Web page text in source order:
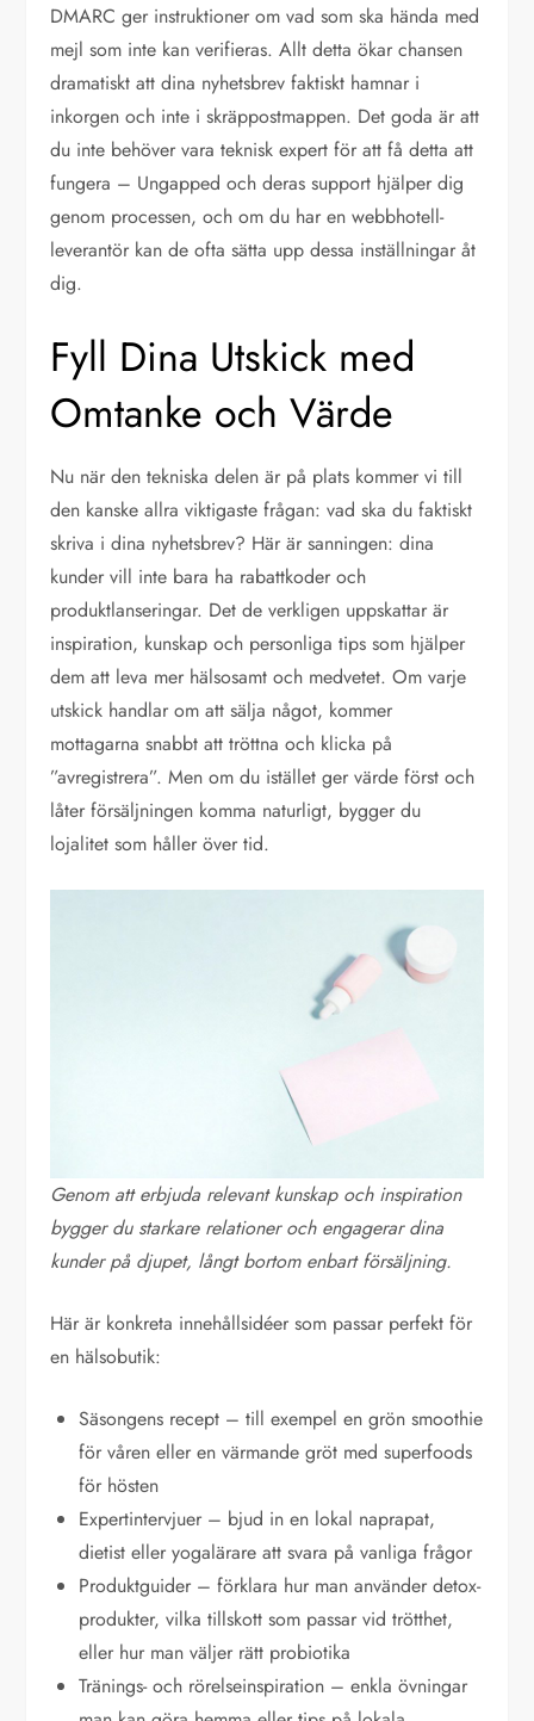
DMARC ger instruktioner om vad som ska hända med
mejl som inte kan verifieras. Allt detta ökar chansen
dramatiskt att dina nyhetsbrev faktiskt hamnar i
inkorgen och inte i skräppostmappen. Det goda är att
du inte behöver vara teknisk expert för att få detta att
fungera – Ungapped och deras support hjälper dig
genom processen, och om du har en webbhotell-
leverantör kan de ofta sätta upp dessa inställningar åt
dig.
Fyll Dina Utskick med
Omtanke och Värde
Nu när den tekniska delen är på plats kommer vi till
den kanske allra viktigaste frågan: vad ska du faktiskt
skriva i dina nyhetsbrev? Här är sanningen: dina
kunder vill inte bara ha rabattkoder och
produktlanseringar. Det de verkligen uppskattar är
inspiration, kunskap och personliga tips som hjälper
dem att leva mer hälsosamt och medvetet. Om varje
utskick handlar om att sälja något, kommer
mottagarna snabbt att tröttna och klicka på
”avregistrera”. Men om du istället ger värde först och
låter försäljningen komma naturligt, bygger du
lojalitet som håller över tid.
Genom att erbjuda relevant kunskap och inspiration
bygger du starkare relationer och engagerar dina
kunder på djupet, långt bortom enbart försäljning.
Här är konkreta innehållsidéer som passar perfekt för
en hälsobutik:
Säsongens recept – till exempel en grön smoothie
för våren eller en värmande gröt med superfoods
för hösten
Expertintervjuer – bjud in en lokal naprapat,
dietist eller yogalärare att svara på vanliga frågor
Produktguider – förklara hur man använder detox-
produkter, vilka tillskott som passar vid trötthet,
eller hur man väljer rätt probiotika
Tränings- och rörelseinspiration – enkla övningar